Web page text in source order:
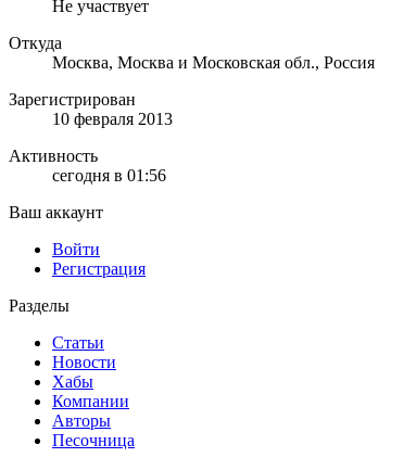
Не участвует
Откуда
Москва, Москва и Московская обл., Россия
Зарегистрирован
10 февраля 2013
Активность
сегодня в 01:56
Ваш аккаунт
Войти
Регистрация
Разделы
Статьи
Новости
Хабы
Компании
Авторы
Песочница